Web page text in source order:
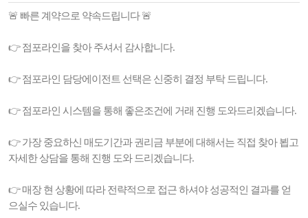
🚨 빠른 계약으로 약속드립니다 🚨
👉 점포라인을 찾아 주셔서 감사합니다.
👉 점포라인 담당에이전트 선택은 신중히 결정 부탁 드립니다.
👉 점포라인 시스템을 통해 좋은조건에 거래 진행 도와드리겠습니다.
👉 가장 중요하신 매도기간과 권리금 부분에 대해서는 직접 찾아 뵙고
자세한 상담을 통해 진행 도와 드리겠습니다.
👉 매장 현 상황에 따라 전략적으로 접근 하셔야 성공적인 결과를 얻
으실수 있습니다.